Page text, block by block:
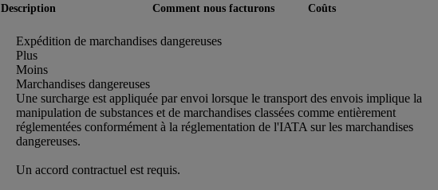
Description Comment nous facturons Coûts
Expédition de marchandises dangereuses
Plus
Moins
Marchandises dangereuses
Une surcharge est appliquée par envoi lorsque le transport des envois implique la
manipulation de substances et de marchandises classées comme entièrement
réglementées conformément à la réglementation de l'IATA sur les marchandises
dangereuses.
Un accord contractuel est requis.